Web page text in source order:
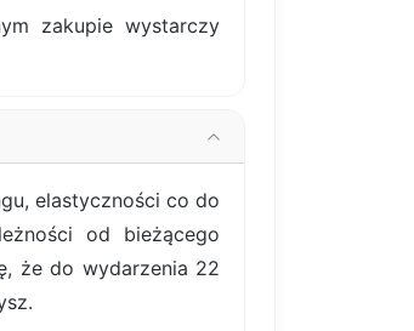
zakupie wystarczy
elastyczności co do
od bieżącego
że do wydarzenia 22